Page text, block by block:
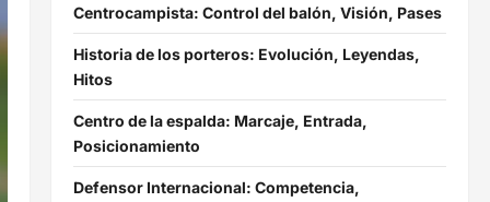
Centrocampista: Control del balón, Visión, Pases
Historia de los porteros: Evolución, Leyendas,
Hitos
Centro de la espalda: Marcaje, Entrada,
Posicionamiento
Defensor Internacional: Competencia,